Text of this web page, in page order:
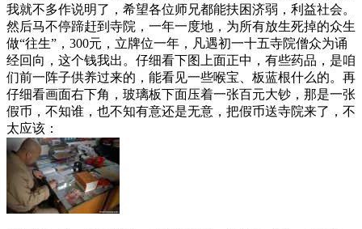
我就不多作说明了，希望各位师兄都能扶困济弱，利益社会。
然后马不停蹄赶到寺院，一年一度地，为所有放生死掉的众生
做“往生”，300元，立牌位一年，凡遇初一十五寺院僧众为诵
经回向，这个钱我出。仔细看下图上面正中，有些药品，是咱
们前一阵子供养过来的，能看见一些喉宝、板蓝根什么的。再
仔细看画面右下角，玻璃板下面压着一张百元大钞，那是一张
假币，不知谁，也不知有意还是无意，把假币送寺院来了，不
太应该：